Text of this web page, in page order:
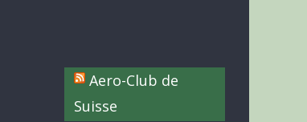
Aero-Club de
Suisse